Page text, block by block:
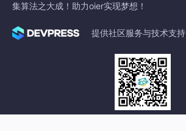
集算法之大成！助力oier实现梦想！
提供社区服务与技术支持